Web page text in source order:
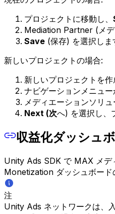
プロジェクトに移動し、
Mediation Partner (メデ
Save (保存) を選択しま
新しいプロジェクトの場合:
新しいプロジェクトを
ナビゲーションメニュー
メディエーションソリ
Next (次へ) を選択し、
収益化ダッシュ
Unity Ads SDK で MAX メデ
Monetization ダッシュボード
注
Unity Ads ネットワークは、